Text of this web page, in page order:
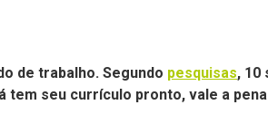
de trabalho. Segundo pesquisas, 10
seu currículo pronto, vale a